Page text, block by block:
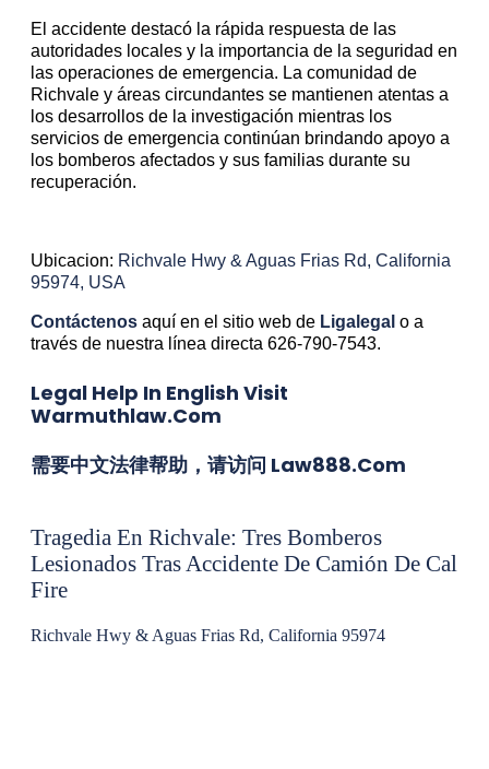
El accidente destacó la rápida respuesta de las
autoridades locales y la importancia de la seguridad en
las operaciones de emergencia. La comunidad de
Richvale y áreas circundantes se mantienen atentas a
los desarrollos de la investigación mientras los
servicios de emergencia continúan brindando apoyo a
los bomberos afectados y sus familias durante su
recuperación.
Ubicacion: Richvale Hwy & Aguas Frias Rd, California
95974, USA
Contáctenos aquí en el sitio web de Ligalegal o a
través de nuestra línea directa 626-790-7543.
Legal Help In English Visit
Warmuthlaw.com
需要中文法律帮助，请访问 Law888.com
Tragedia En Richvale: Tres Bomberos
Lesionados Tras Accidente De Camión De Cal
Fire
Richvale Hwy & Aguas Frias Rd, California 95974